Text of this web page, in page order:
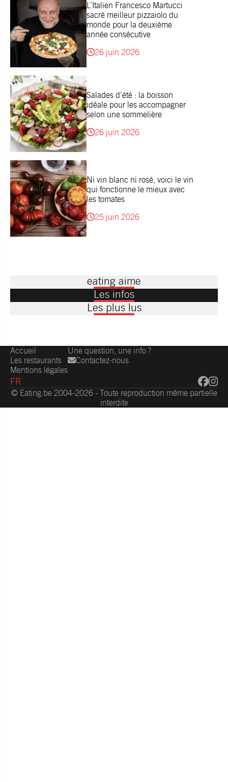
L’Italien Francesco Martucci
sacré meilleur pizzaiolo du
monde pour la deuxième
année consécutive
26 juin 2026
Salades d’été : la boisson
idéale pour les accompagner
selon une sommelière
26 juin 2026
Ni vin blanc ni rosé, voici le vin
qui fonctionne le mieux avec
les tomates
25 juin 2026
eating aime
Les infos
Les plus lus
Accueil
Les restaurants
Mentions légales
Une question, une info ?
Contactez-nous
FR
© Eating.be 2004-2026 - Toute reproduction même partielle
interdite